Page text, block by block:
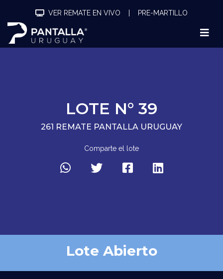
VER REMATE EN VIVO PRE-MARTILLO
LOTE N° 39
261 REMATE PANTALLA URUGUAY
Comparte el lote
Lote Abierto